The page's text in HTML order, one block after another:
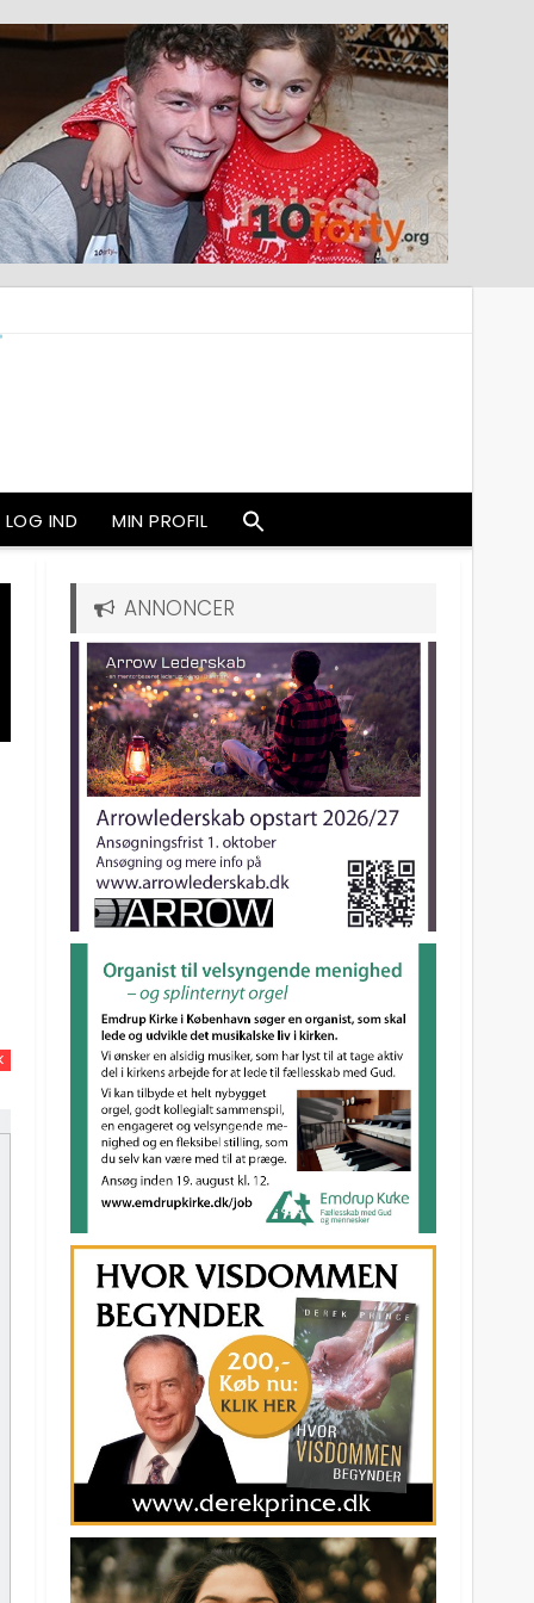
LOG IND MIN PROFIL
ANNONCER